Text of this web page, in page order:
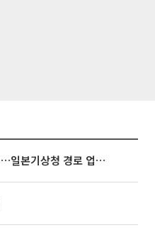
태풍 '돌핀' 오키나와 접근…일본기상청 경로 업데이트